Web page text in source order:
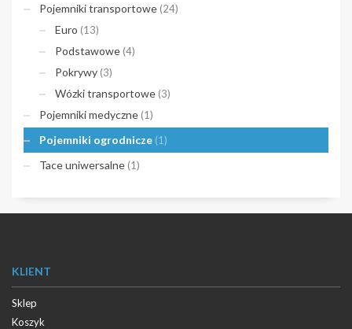
Pojemniki transportowe (24)
Euro (13)
Podstawowe (4)
Pokrywy (3)
Wózki transportowe (3)
Pojemniki medyczne (1)
Pojemniki ogrodnicze (1)
Tace uniwersalne (1)
KLIENT
Sklep
Koszyk